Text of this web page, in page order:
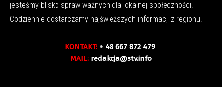
jesteśmy blisko spraw ważnych dla lokalnej społeczności.
Codziennie dostarczamy najświeższych informacji z regionu.
KONTAKT: + 48 667 872 479
MAIL: redakcja@stv.info